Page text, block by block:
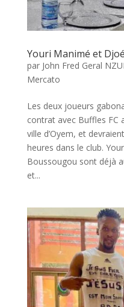
Youri Manimé et
par John Fred Geral
Mercato
Les deux joueurs
contrat avec Buffles FC
ville d’Oyem, et
heures dans le club.
Boussougou sont déjà
et...